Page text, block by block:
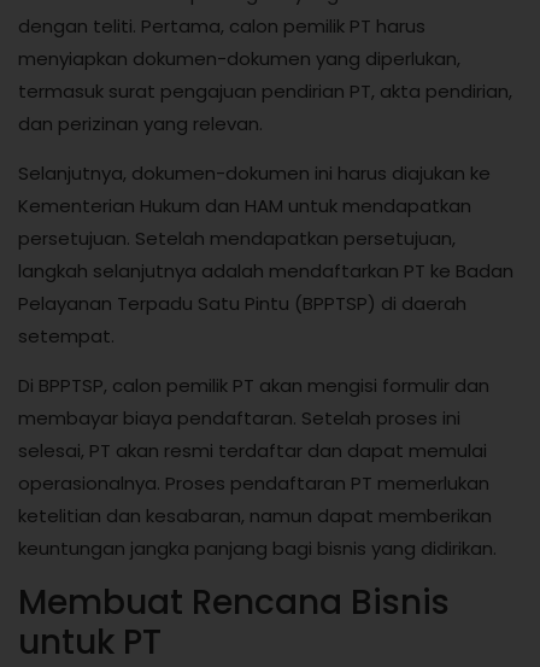
dengan teliti. Pertama, calon pemilik PT harus
menyiapkan dokumen-dokumen yang diperlukan,
termasuk surat pengajuan pendirian PT, akta pendirian,
dan perizinan yang relevan.
Selanjutnya, dokumen-dokumen ini harus diajukan ke
Kementerian Hukum dan HAM untuk mendapatkan
persetujuan. Setelah mendapatkan persetujuan,
langkah selanjutnya adalah mendaftarkan PT ke Badan
Pelayanan Terpadu Satu Pintu (BPPTSP) di daerah
setempat.
Di BPPTSP, calon pemilik PT akan mengisi formulir dan
membayar biaya pendaftaran. Setelah proses ini
selesai, PT akan resmi terdaftar dan dapat memulai
operasionalnya. Proses pendaftaran PT memerlukan
ketelitian dan kesabaran, namun dapat memberikan
keuntungan jangka panjang bagi bisnis yang didirikan.
Membuat Rencana Bisnis
untuk PT